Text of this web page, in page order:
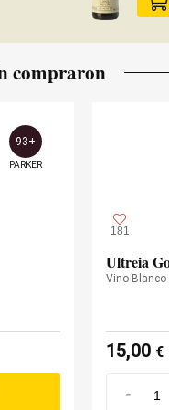
compraron
93+
PARKER
181
Ultreia
Vino Blanco
15,00 €
-